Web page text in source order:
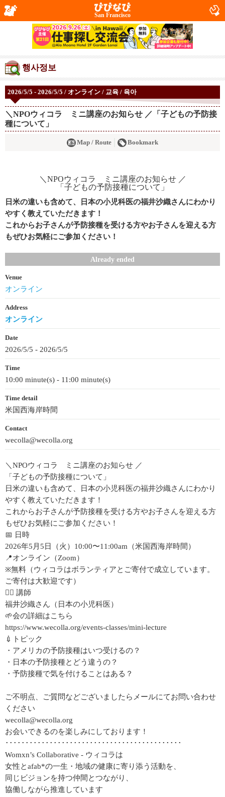
San Francisco
행사정보
2026/5/5 - 2026/5/5 / オンライン / 교육 / 육아
＼NPOウィコラ ミニ講座のお知らせ ／「子どもの予防接
種について」
Map / Route Bookmark
日米の違いも含めて、日本の小児科医の福井沙織さんにわかり
やすく教えていただきます！
これからお子さんが予防接種を受ける方やお子さんを迎える方
もぜひお気軽にご参加ください！
Already ended
Venue
オンライン
Address
オンライン
Date
2026/5/5 - 2026/5/5
Time
10:00 minute(s) - 11:00 minute(s)
Time detail
米国西海岸時間
Contact
wecolla@wecolla.org
＼NPOウィコラ ミニ講座のお知らせ ／
「子どもの予防接種について」
日米の違いも含めて、日本の小児科医の福井沙織さんにわかり
やすく教えていただきます！
これからお子さんが予防接種を受ける方やお子さんを迎える方
もぜひお気軽にご参加ください！
📅 日時
2026年5月5日（火）10:00〜11:00am（米国西海岸時間）
📍オンライン（Zoom）
※無料（ウィコラはボランティアとご寄付で成立しています。
ご寄付は大歓迎です）
👩‍⚕️ 講師
福井沙織さん（日本の小児科医）
🌱会の詳細はこちら
https://www.wecolla.org/events-classes/mini-lecture
💉トピック
・アメリカの予防接種はいつ受けるの？
・日本の予防接種とどう違うの？
・予防接種で気を付けることはある？
ご不明点、ご質問などございましたらメールにてお問い合わせ
ください
wecolla@wecolla.org
お会いできるのを楽しみにしております！
････････････････････････････････････････････
Womxn’s Collaborative - ウィコラは
女性とafab*の一生・地域の健康に寄り添う活動を、
同じビジョンを持つ仲間とつながり、
協働しながら推進しています